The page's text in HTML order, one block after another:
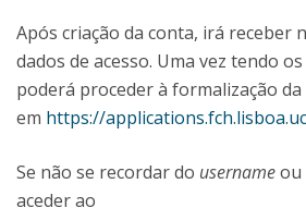
Após criação da conta, irá receber
dados de acesso. Uma vez tendo
poderá proceder à formalização
em https://
Se não se recordar do usernameou
aceder ao